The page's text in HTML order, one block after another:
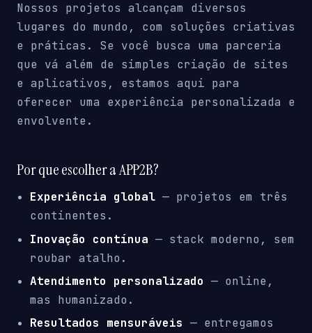
Nossos projetos alcançam diversos
lugares do mundo, com soluções criativas
e práticas. Se você busca uma parceria
que vá além de simples criação de sites
e aplicativos, estamos aqui para
oferecer uma experiência personalizada e
envolvente.
Por que escolher a APP2B?
Experiência global — projetos em três
continentes.
Inovação contínua — stack moderno, sem
roubar atalho.
Atendimento personalizado — online,
mas humanizado.
Resultados mensuráveis — entregamos